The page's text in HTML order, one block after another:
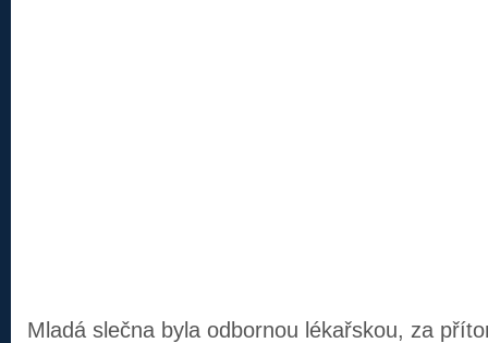
Mladá slečna byla odbornou lékařskou, za